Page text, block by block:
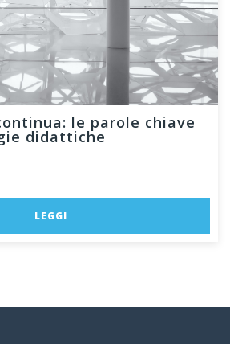
le parole chiave
didattiche
LEGGI